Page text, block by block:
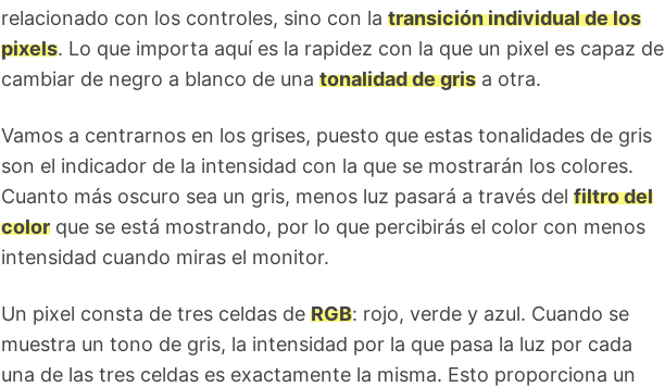
relacionado con los controles, sino con la transición individual de los
pixels. Lo que importa aquí es la rapidez con la que un pixel es capaz de
cambiar de negro a blanco de una tonalidad de grisa otra.
Vamos a centrarnos en los grises, puesto que estas tonalidades de gris
son el indicador de la intensidad con la que se mostrarán los colores.
Cuanto más oscuro sea un gris, menos luz pasará a través del filtro del
colorque se está mostrando, por lo que percibirás el color con menos
intensidad cuando miras el monitor.
Un pixel consta de tres celdas de RGB: rojo, verde y azul. Cuando se
muestra un tono de gris, la intensidad por la que pasa la luz por cada
una de las tres celdas es exactamente la misma. Esto proporciona un